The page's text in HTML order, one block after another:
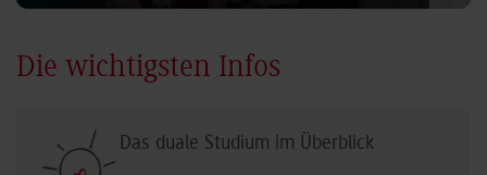
Die wichtigsten Infos
Das duale Studium im Überblick